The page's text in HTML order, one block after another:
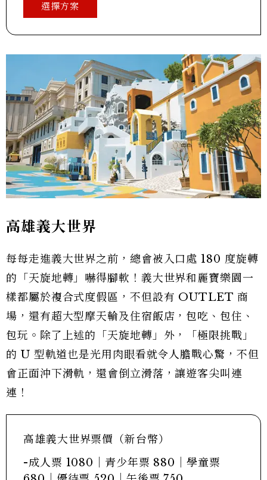
選擇方案
高雄義大世界
每每走進義大世界之前，總會被入口處 180 度旋轉
的「天旋地轉」嚇得腳軟！義大世界和麗寶樂園一
樣都屬於複合式度假區，不但設有 OUTLET 商
場，還有超大型摩天輪及住宿飯店，包吃、包住、
包玩。除了上述的「天旋地轉」外，「極限挑戰」
的 U 型軌道也是光用肉眼看就令人膽戰心驚，不但
會正面沖下滑軌，還會倒立滑落，讓遊客尖叫連
連！
高雄義大世界票價（新台幣）
-成人票 1080｜青少年票 880｜學童票